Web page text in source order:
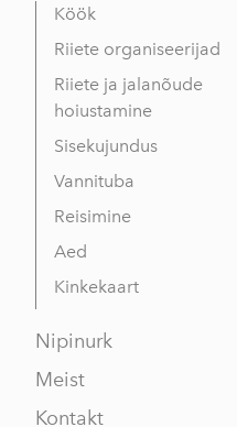
Köök
Riiete organiseerijad
Riiete ja jalanõude
hoiustamine
Sisekujundus
Vannituba
Reisimine
Aed
Kinkekaart
Nipinurk
Meist
Kontakt